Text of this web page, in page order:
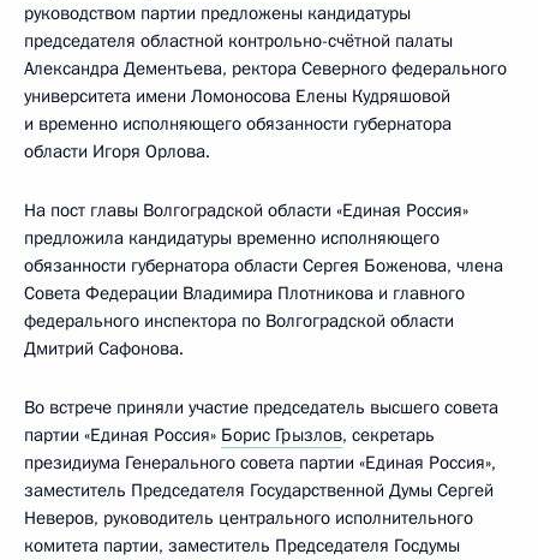
руководством партии предложены кандидатуры
председателя областной контрольно-счётной палаты
Александра Дементьева, ректора Северного федерального
университета имени Ломоносова Елены Кудряшовой
и временно исполняющего обязанности губернатора
области Игоря Орлова.
На пост главы Волгоградской области «Единая Россия»
предложила кандидатуры временно исполняющего
обязанности губернатора области Сергея Боженова, члена
Совета Федерации Владимира Плотникова и главного
федерального инспектора по Волгоградской области
Дмитрий Сафонова.
Во встрече приняли участие председатель высшего совета
партии «Единая Россия» Борис Грызлов, секретарь
президиума Генерального совета партии «Единая Россия»,
заместитель Председателя Государственной Думы Сергей
Неверов, руководитель центрального исполнительного
комитета партии, заместитель Председателя Госдумы